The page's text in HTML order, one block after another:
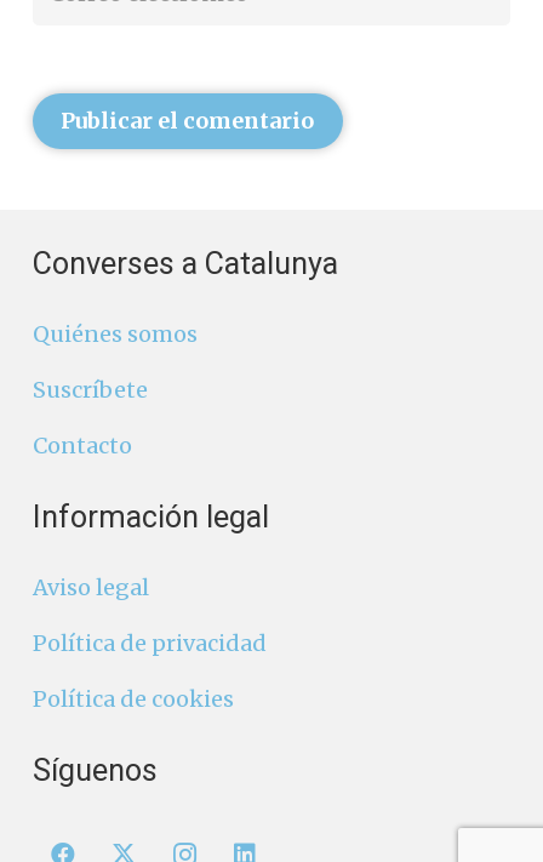
Publicar el comentario
Converses a Catalunya
Quiénes somos
Suscríbete
Contacto
Información legal
Aviso legal
Política de privacidad
Política de cookies
Síguenos